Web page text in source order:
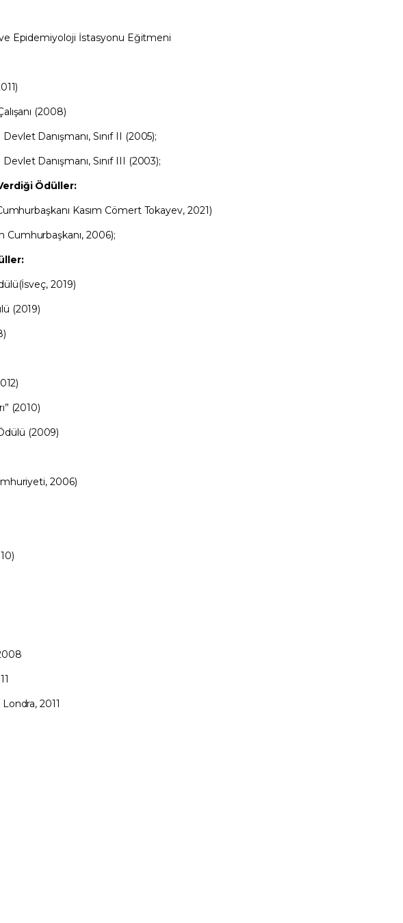
Epidemiyoloji İstasyonu Eğitmeni
(2008)
Danışmanı, Sınıf II (2005);
Danışmanı, Sınıf III (2003);
Ödüller:
Kasım Cömert Tokayev, 2021)
Cumhurbaşkanı, 2006);
2019)
(2019)
(2010)
(2009)
2006)
2011